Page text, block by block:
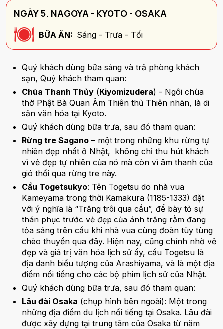
NGÀY 5. NAGOYA - KYOTO - OSAKA
BỮA ĂN: Sáng - Trưa - Tối
Quý khách dùng bữa sáng và trả phòng khách
sạn, Quý khách tham quan:
Chùa Thanh Thủy (Kiyomizudera) - Ngôi chùa
thờ Phật Bà Quan Âm Thiên thủ Thiên nhãn, là di
sản văn hóa tại Kyoto.
Quý khách dùng bữa trưa, sau đó tham quan:
Rừng tre Sagano – một trong những khu rừng tự
nhiên đẹp nhất ở Nhật, không chỉ thu hút khách
vì vẻ đẹp tự nhiên của nó mà còn vì âm thanh của
gió thổi qua rừng tre này.
Cầu Togetsukyo: Tên Togetsu do nhà vua
Kameyama trong thời Kamakura (1185-1333) đặt
với ý nghĩa là “Trăng trôi qua cầu”, để bày tỏ sự
thán phục trước vẻ đẹp của ánh trăng rằm đang
tỏa sáng trên cầu khi nhà vua cùng đoàn tùy tùng
chèo thuyền qua đây. Hiện nay, cũng chính nhờ vẻ
đẹp và giá trị văn hóa lịch sử ấy, cầu Togetsu là
địa danh biểu tượng của Arashiyama, và là một địa
điểm nổi tiếng cho các bộ phim lịch sử của Nhật.
Quý khách dùng bữa trưa, sau đó tham quan:
Lâu đài Osaka (chụp hình bên ngoài): Một trong
những địa điểm du lịch nổi tiếng tại Osaka. Lâu đài
được xây dựng tại trung tâm của Osaka từ năm